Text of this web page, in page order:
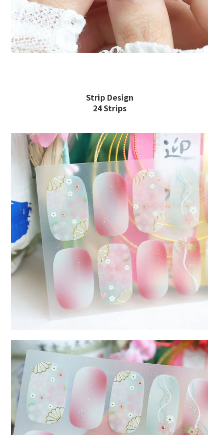
Strip Design
24 Strips